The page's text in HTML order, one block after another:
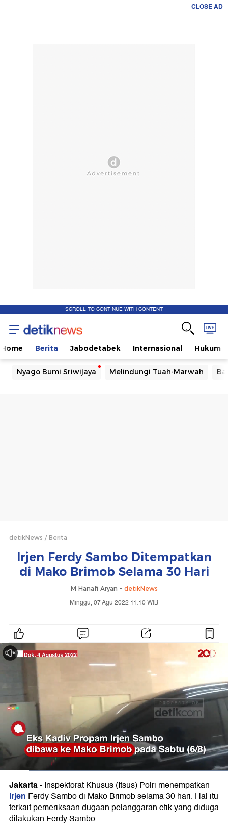
CLOSE AD
SCROLL TO CONTINUE WITH CONTENT
Home Berita Jabodetabek Internasional Hukum
Nyago Bumi Sriwijaya Melindungi Tuah-Marwah
detikNews Berita
Irjen Ferdy Sambo Ditempatkan
di Mako Brimob Selama 30 Hari
M Hanafi Aryan - detikNews
Minggu, 07 Agu 2022 11:10 WIB
Jakarta-Inspektorat Khusus (Itsus) Polri menempatkan
Irjen Ferdy Sambo di Mako Brimob selama 30 hari. Hal itu
terkait pemeriksaan dugaan pelanggaran etik yang diduga
dilakukan Ferdy Sambo.